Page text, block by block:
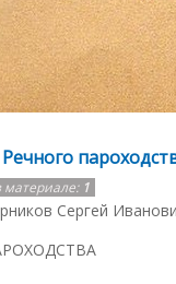
материале: 1
Сергей